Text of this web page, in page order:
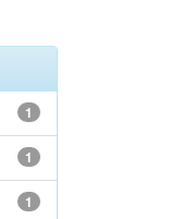
1
1
1